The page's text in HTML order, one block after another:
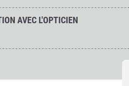
AVEC L'OPTICIEN